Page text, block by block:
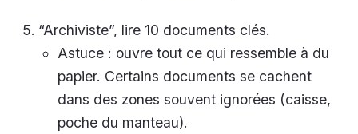
“Archiviste”, lire 10 documents clés.
Astuce : ouvre tout ce qui ressemble à du
papier. Certains documents se cachent
dans des zones souvent ignorées (caisse,
poche du manteau).